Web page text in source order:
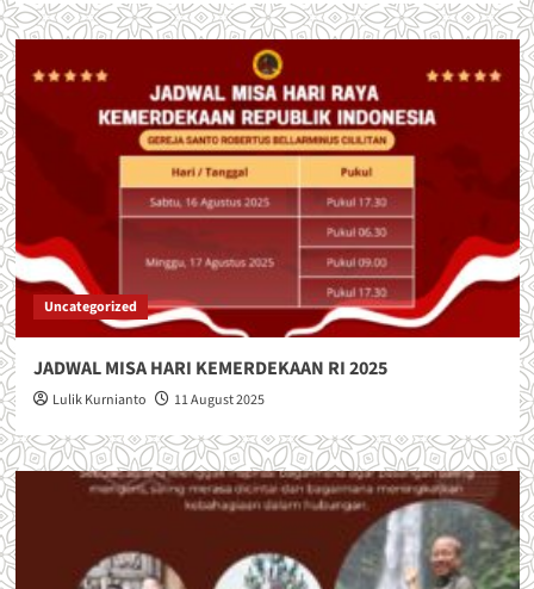
about
Perjalanan
Cililitan
Menuju
Pesparani
DKI
Uncategorized
JADWAL MISA HARI KEMERDEKAAN RI 2025
Lulik Kurnianto 11 August 2025